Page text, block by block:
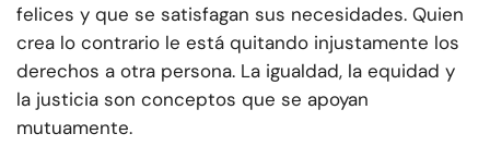
felices y que se satisfagan sus necesidades. Quien
crea lo contrario le está quitando injustamente los
derechos a otra persona. La igualdad, la equidad y
la justicia son conceptos que se apoyan
mutuamente.